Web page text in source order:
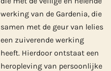
werking van de Gardenia, die
samen met de geur van lelies
een zuiverende werking
heeft. Hierdoor ontstaat een
heropleving van persoonlijke